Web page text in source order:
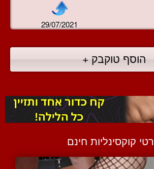
29/07/2021
הוסף טוקבק +
קוקסינליות חינם